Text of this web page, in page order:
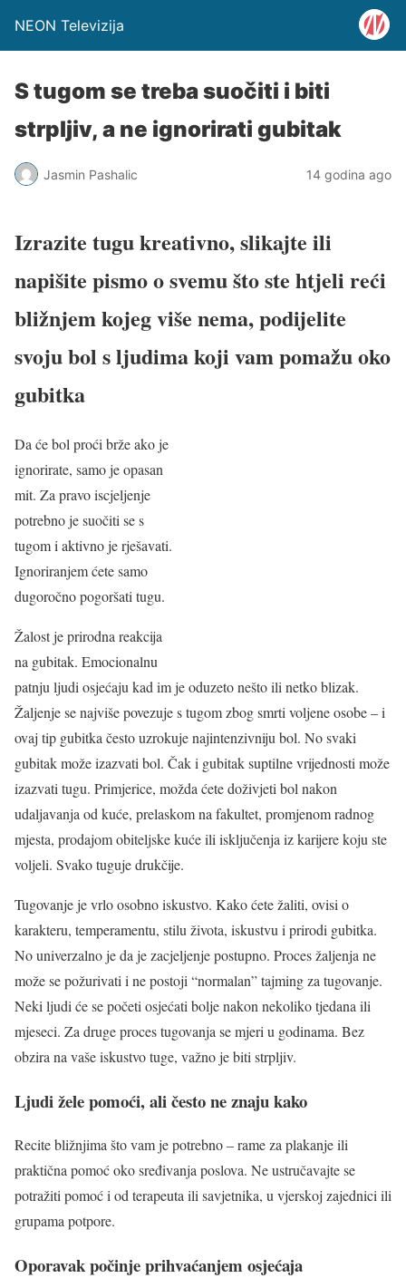
NEON Televizija
S tugom se treba suočiti i biti
strpljiv, a ne ignorirati gubitak
Jasmin Pashalic 14 godina ago
Izrazite tugu kreativno, slikajte ili
napišite pismo o svemu što ste htjeli reći
bližnjem kojeg više nema, podijelite
svoju bol s ljudima koji vam pomažu oko
gubitka
Da će bol proći brže ako je
ignorirate, samo je opasan
mit. Za pravo iscjeljenje
potrebno je suočiti se s
tugom i aktivno je rješavati.
Ignoriranjem ćete samo
dugoročno pogoršati tugu.
Žalost je prirodna reakcija
na gubitak. Emocionalnu
patnju ljudi osjećaju kad im je oduzeto nešto ili netko blizak.
Žaljenje se najviše povezuje s tugom zbog smrti voljene osobe – i
ovaj tip gubitka često uzrokuje najintenzivniju bol. No svaki
gubitak može izazvati bol. Čak i gubitak suptilne vrijednosti može
izazvati tugu. Primjerice, možda ćete doživjeti bol nakon
udaljavanja od kuće, prelaskom na fakultet, promjenom radnog
mjesta, prodajom obiteljske kuće ili isključenja iz karijere koju ste
voljeli. Svako tuguje drukčije.
Tugovanje je vrlo osobno iskustvo. Kako ćete žaliti, ovisi o
karakteru, temperamentu, stilu života, iskustvu i prirodi gubitka.
No univerzalno je da je zacjeljenje postupno. Proces žaljenja ne
može se požurivati i ne postoji “normalan” tajming za tugovanje.
Neki ljudi će se početi osjećati bolje nakon nekoliko tjedana ili
mjeseci. Za druge proces tugovanja se mjeri u godinama. Bez
obzira na vaše iskustvo tuge, važno je biti strpljiv.
Ljudi žele pomoći, ali često ne znaju kako
Recite bližnjima što vam je potrebno – rame za plakanje ili
praktična pomoć oko sređivanja poslova. Ne ustručavajte se
potražiti pomoć i od terapeuta ili savjetnika, u vjerskoj zajednici ili
grupama potpore.
Oporavak počinje prihvaćanjem osjećaja